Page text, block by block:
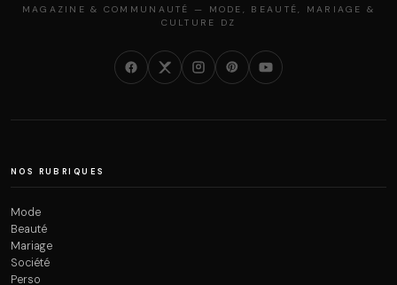
MAGAZINE & COMMUNAUTÉ — MODE, BEAUTÉ, MARIAGE &
CULTURE DZ
NOS RUBRIQUES
Mode
Beauté
Mariage
Société
Perso